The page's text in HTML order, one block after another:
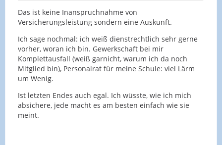
Das ist keine Inanspruchnahme von
Versicherungsleistung sondern eine Auskunft.
Ich sage nochmal: ich weiß dienstrechtlich sehr gerne
vorher, woran ich bin. Gewerkschaft bei mir
Komplettausfall (weiß garnicht, warum ich da noch
Mitglied bin), Personalrat für meine Schule: viel Lärm
um Wenig.
Ist letzten Endes auch egal. Ich wüsste, wie ich mich
absichere, jede macht es am besten einfach wie sie
meint.